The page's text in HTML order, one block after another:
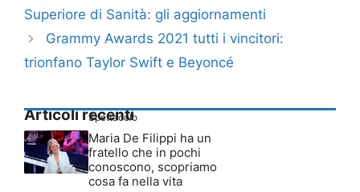
Superiore di Sanità: gli aggiornamenti
Grammy Awards 2021 tutti i vincitori:
trionfano Taylor Swift e Beyoncé
Articoli recenti
Spettacolo
Maria De Filippi ha un
fratello che in pochi
conoscono, scopriamo
cosa fa nella vita